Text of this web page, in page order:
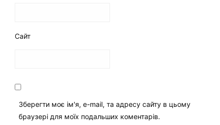
Сайт
Зберегти моє ім'я, e-mail, та адресу сайту в цьому
браузері для моїх подальших коментарів.